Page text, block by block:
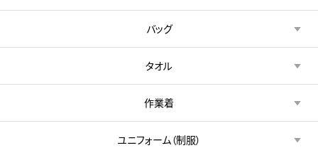
バッグ
タオル
作業着
ユニフォーム（制服）